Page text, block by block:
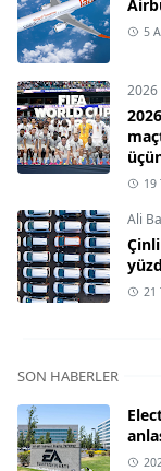
5
2026
19
Ali
21
SON HABERLER